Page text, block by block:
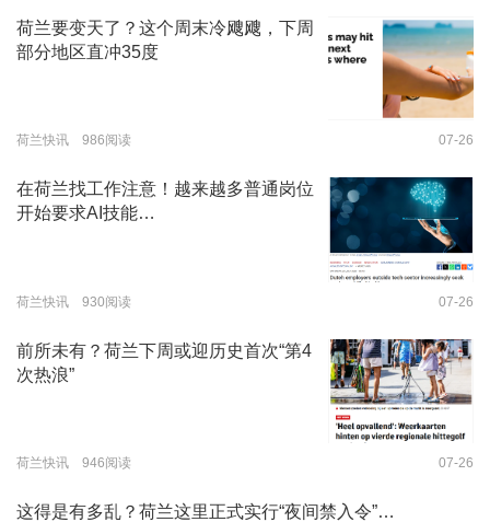
荷兰要变天了？这个周末冷飕飕，下周
部分地区直冲35度
荷兰快讯 986阅读 07-26
在荷兰找工作注意！越来越多普通岗位
开始要求AI技能…
荷兰快讯 930阅读 07-26
前所未有？荷兰下周或迎历史首次“第4
次热浪”
荷兰快讯 946阅读 07-26
这得是有多乱？荷兰这里正式实行“夜间禁入令”…